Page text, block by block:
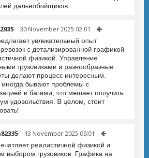
дальнобойщиков.
30 November 2025 02:01
увлекательный опыт
с детализированной графикой
физикой. Управление
грузовиками и разнообразные
делают процесс интересным.
бывают проблемы с
и багами, что мешает получить
удовольствия. В целом, стоит
13 November 2025 06:01
реалистичной физикой и
выбором грузовиков. Графика на